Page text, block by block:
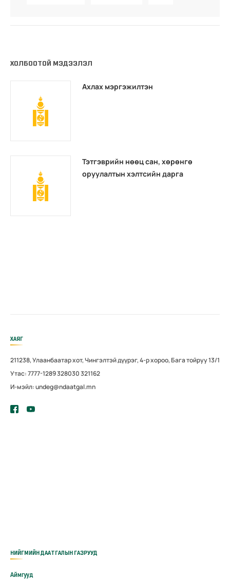
ХОЛБООТОЙ МЭДЭЭЛЭЛ
Ахлах мэргэжилтэн
Тэтгэврийн нөөц сан, хөрөнгө
оруулалтын хэлтсийн дарга
ХАЯГ
211238, Улаанбаатар хот, Чингэлтэй дүүрэг, 4-р хороо, Бага тойруу 13/1
Утас: 7777-1289 328030 321162
И-мэйл: undeg@ndaatgal.mn
НИЙГМИЙН ДААТГАЛЫН ГАЗРУУД
Аймгууд